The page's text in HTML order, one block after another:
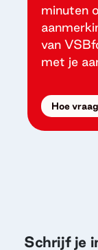
minuten
van
met je
Hoe
Schrijf je